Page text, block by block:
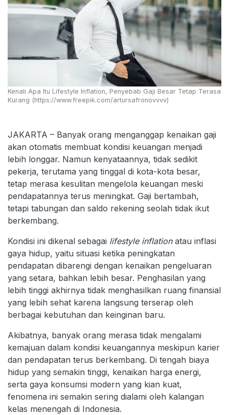
Kenali Apa Itu Lifestyle Inflation, Penyebab Gaji Besar Tetap Terasa
Kurang (https://www.freepik.com/artursafronovvvv)
JAKARTA – Banyak orang menganggap kenaikan gaji
akan otomatis membuat kondisi keuangan menjadi
lebih longgar. Namun kenyataannya, tidak sedikit
pekerja, terutama yang tinggal di kota-kota besar,
tetap merasa kesulitan mengelola keuangan meski
pendapatannya terus meningkat. Gaji bertambah,
tetapi tabungan dan saldo rekening seolah tidak ikut
berkembang.
Kondisi ini dikenal sebagai lifestyle inflationatau inflasi
gaya hidup, yaitu situasi ketika peningkatan
pendapatan dibarengi dengan kenaikan pengeluaran
yang setara, bahkan lebih besar. Penghasilan yang
lebih tinggi akhirnya tidak menghasilkan ruang finansial
yang lebih sehat karena langsung terserap oleh
berbagai kebutuhan dan keinginan baru.
Akibatnya, banyak orang merasa tidak mengalami
kemajuan dalam kondisi keuangannya meskipun karier
dan pendapatan terus berkembang. Di tengah biaya
hidup yang semakin tinggi, kenaikan harga energi,
serta gaya konsumsi modern yang kian kuat,
fenomena ini semakin sering dialami oleh kalangan
kelas menengah di Indonesia.